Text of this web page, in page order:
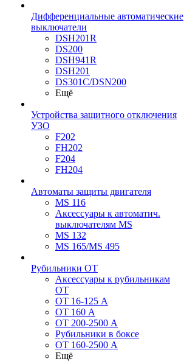
Дифференциальные автоматические
выключатели
DSH201R
DS200
DSH941R
DSH201
DS301C/DSN200
Ещё
Устройства защитного отключения
УЗО
F202
FH202
F204
FH204
Автоматы защиты двигателя
MS 116
Аксессуары к автоматич.
выключателям MS
MS 132
MS 165/MS 495
Рубильники ОТ
Аксессуары к рубильникам
OT
OT 16-125 А
OT 160 А
OT 200-2500 А
Рубильники в боксе
OT 160-2500 А
Ещё